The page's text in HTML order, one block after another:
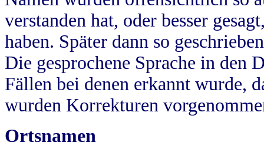
verstanden hat, oder besser
haben. Später dann so
Die gesprochene Sprache in
Fällen bei denen erkannt wurde,
wurden Korrekturen
Ortsnamen